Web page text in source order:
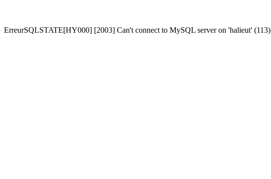
ErreurSQLSTATE[HY000] [2003] Can't connect to MySQL server on 'halieut' (113)